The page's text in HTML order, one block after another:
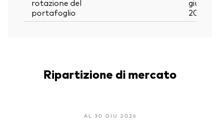
rotazione del
portafoglio
giu
2026
Ripartizione di mercato
AL 30 GIU 2026